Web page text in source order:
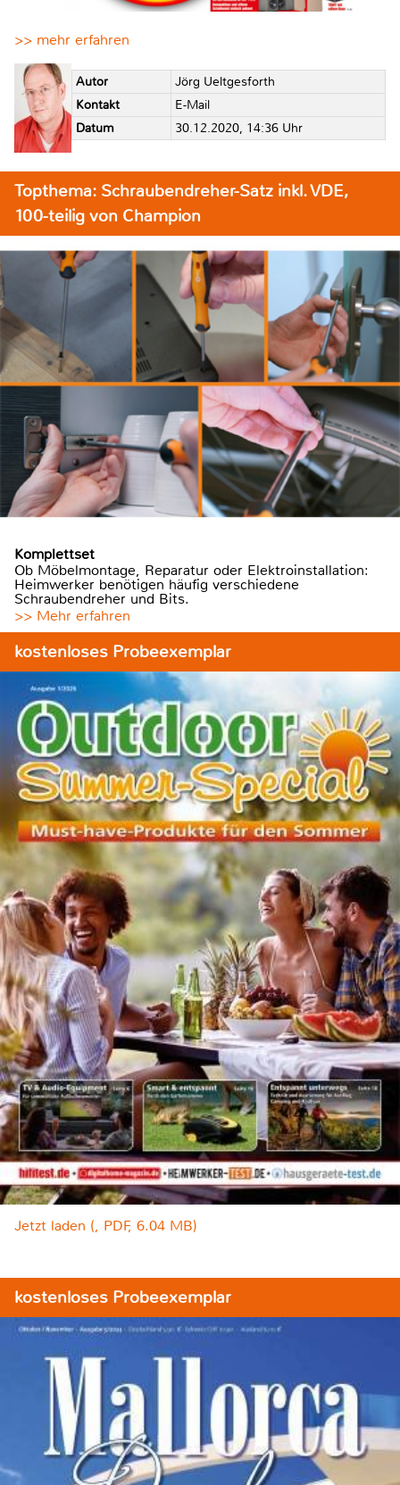
>> mehr erfahren
Autor
Jörg Ueltgesforth
Kontakt
E-Mail
Datum
30.12.2020, 14:36 Uhr
Topthema: Schraubendreher-Satz inkl. VDE,
100-teilig von Champion
Komplettset
Ob Möbelmontage, Reparatur oder Elektroinstallation:
Heimwerker benötigen häufig verschiedene
Schraubendreher und Bits.
>> Mehr erfahren
kostenloses Probeexemplar
Jetzt laden (, PDF, 6.04 MB)
kostenloses Probeexemplar